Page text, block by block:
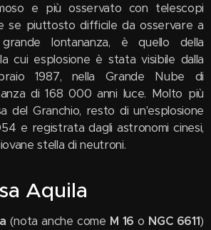
e più osservato con telescopi
se piuttosto difficile da osservare a
lontananza, è quello della
cui esplosione è stata visibile dalla
1987, nella Grande Nube di
di 168 000 anni luce. Molto più
del Granchio, resto di un'esplosione
e registrata dagli astronomi cinesi,
stella di neutroni.
Aquila
(nota anche come M 16 o NGC 6611)